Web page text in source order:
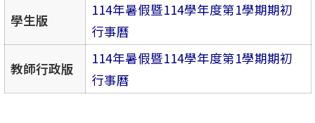
學生版
114年暑假暨114學年度第1學期期初
行事曆
教師行政版
114年暑假暨114學年度第1學期期初
行事曆